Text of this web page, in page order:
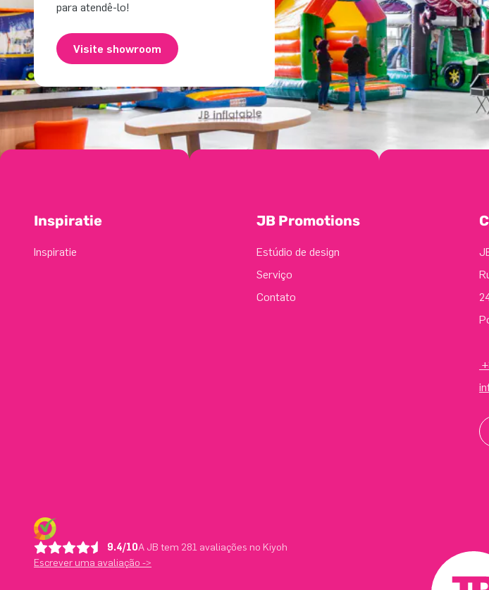
para atendê-lo!
Visite showroom
Inspiratie
Inspiratie
JB Promotions
Estúdio de design
Serviço
Contato
9.4/10A JB tem 281 avaliações no Kiyoh
Escrever uma avaliação ->